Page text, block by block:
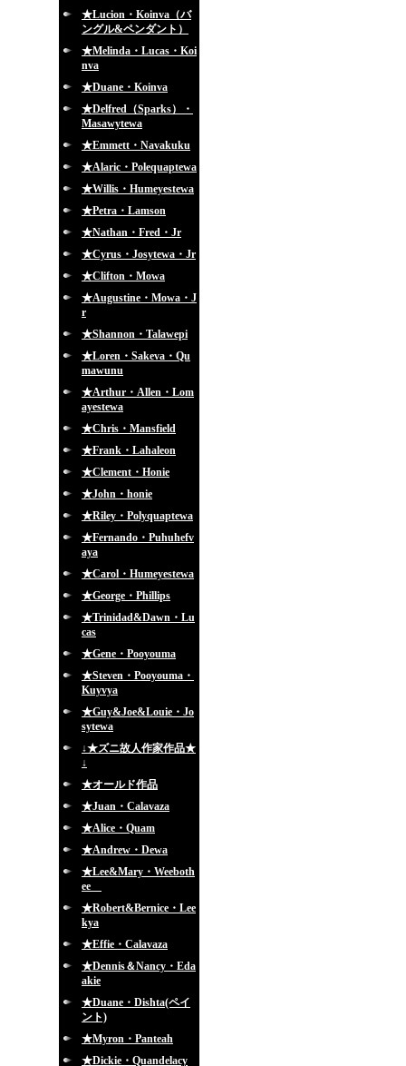
★Lucion・Koinva（バ
ングル&ペンダント）
★Melinda・Lucas・Koi
nva
★Duane・Koinva
★Delfred（Sparks）・
Masawytewa
★Emmett・Navakuku
★Alaric・Polequaptewa
★Willis・Humeyestewa
★Petra・Lamson
★Nathan・Fred・Jr
★Cyrus・Josytewa・Jr
★Clifton・Mowa
★Augustine・Mowa・J
r
★Shannon・Talawepi
★Loren・Sakeva・Qu
mawunu
★Arthur・Allen・Lom
ayestewa
★Chris・Mansfield
★Frank・Lahaleon
★Clement・Honie
★John・honie
★Riley・Polyquaptewa
★Fernando・Puhuhefv
aya
★Carol・Humeyestewa
★George・Phillips
★Trinidad&Dawn・Lu
cas
★Gene・Pooyouma
★Steven・Pooyouma・
Kuyvya
★Guy&Joe&Louie・Jo
sytewa
↓★ズニ故人作家作品★
↓
★オールド作品
★Juan・Calavaza
★Alice・Quam
★Andrew・Dewa
★Lee&Mary・Weeboth
ee
★Robert&Bernice・Lee
kya
★Effie・Calavaza
★Dennis＆Nancy・Eda
akie
★Duane・Dishta(ペイ
ント)
★Myron・Panteah
★Dickie・Quandelacy